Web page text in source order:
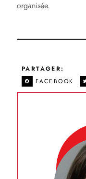
organisée.
PARTAGER:
FACEBOOK